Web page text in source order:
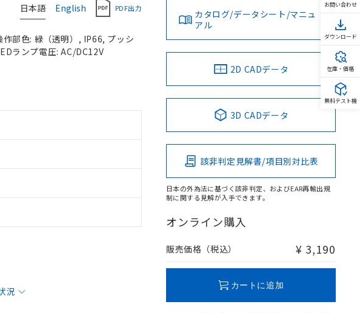
日本語 English PDF出力
部色: 緑（透明）, IP66, プッシ
ランプ電圧: AC/DC12V
況
カタログ/データシート/マニュ
アル
2D CADデータ
3D CADデータ
該非判定見解書/項目別対比表
日本の外為法に基づく該非判定、およびEAR再輸出規
制に関する見解が入手できます。
オンライン購入
販売価格（税込） ¥ 3,190
カートに追加
お問い合わせ
ダウンロード
在庫・価格
無料テスト機